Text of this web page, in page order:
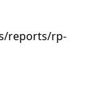
reports/rp-